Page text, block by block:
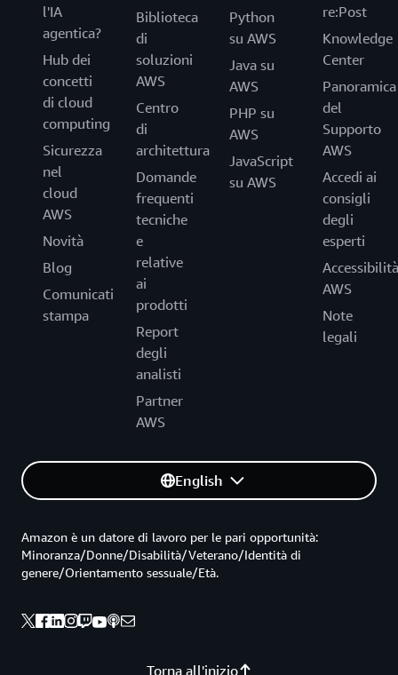
l'IA
agentica?
Hub dei
concetti
di cloud
computing
Sicurezza
nel
cloud
AWS
Novità
Blog
Comunicati
stampa
Biblioteca
di
soluzioni
AWS
Centro
di
architettura
Domande
frequenti
tecniche
e
relative
ai
prodotti
Report
degli
analisti
Partner
AWS
Python
su AWS
Java su
AWS
PHP su
AWS
JavaScript
su AWS
re:Post
Knowledge
Center
Panoramica
del
Supporto
AWS
Accedi ai
consigli
degli
esperti
Accessibilità
AWS
Note
legali
English
Torna all'inizio
Amazon è un datore di lavoro per le pari opportunità:
Minoranza/Donne/Disabilità/Veterano/Identità di
genere/Orientamento sessuale/Età.